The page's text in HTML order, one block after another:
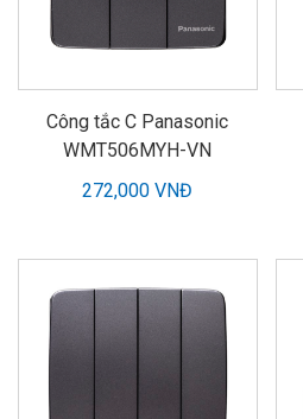
Công tắc C Panasonic
WMT506MYH-VN
272,000 VNĐ